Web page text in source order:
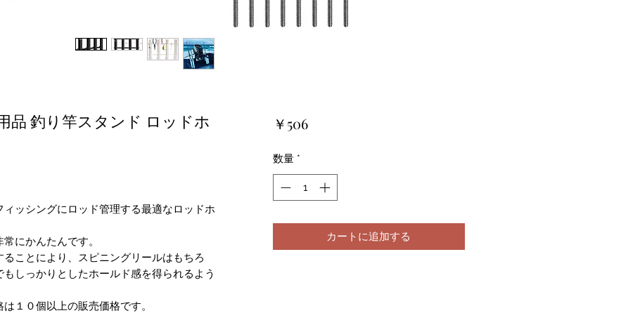
品 釣り竿スタンド ロッドホ
ッシングにロッド管理する最適なロッドホ
にかんたんです。
ることにより、スピニングリールはもちろ
しっかりとしたホールド感を得られるよう
１０個以上の販売価格です。
￥506価
数量 *
カートに追加する